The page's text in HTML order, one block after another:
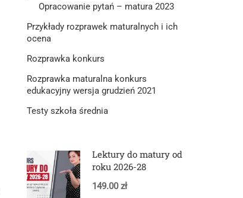
Opracowanie pytań – matura 2023
Przykłady rozprawek maturalnych i ich
ocena
Rozprawka konkurs
Rozprawka maturalna konkurs
edukacyjny wersja grudzień 2021
Testy szkoła średnia
Lektury do matury od
roku 2026-28
149.00 zł